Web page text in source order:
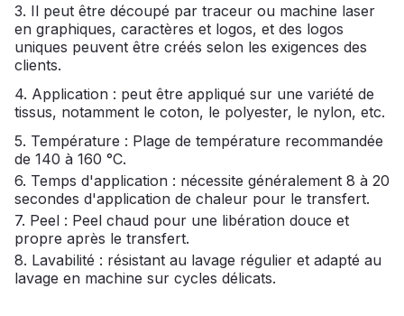
3. Il peut être découpé par traceur ou machine laser
en graphiques, caractères et logos, et des logos
uniques peuvent être créés selon les exigences des
clients.
4. Application : peut être appliqué sur une variété de
tissus, notamment le coton, le polyester, le nylon, etc.
5. Température : Plage de température recommandée
de 140 à 160 °C.
6. Temps d'application : nécessite généralement 8 à 20
secondes d'application de chaleur pour le transfert.
7. Peel : Peel chaud pour une libération douce et
propre après le transfert.
8. Lavabilité : résistant au lavage régulier et adapté au
lavage en machine sur cycles délicats.